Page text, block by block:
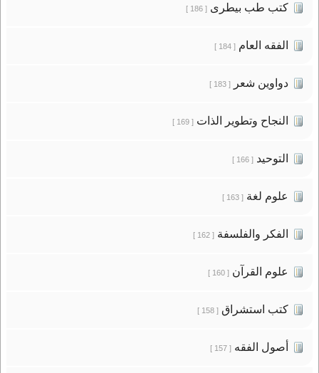
كتب طب بيطرى[ 186 ]
الفقه العام[ 184 ]
دواوين شعر[ 183 ]
النجاح وتطوير الذات[ 169 ]
التوحيد[ 166 ]
علوم لغة[ 163 ]
الفكر والفلسفة[ 162 ]
علوم القرآن[ 160 ]
كتب استشراق[ 158 ]
أصول الفقه[ 157 ]